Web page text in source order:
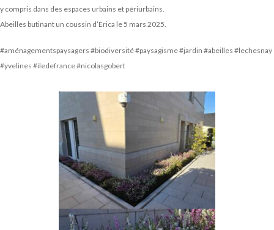
y compris dans des espaces urbains et périurbains.
Abeilles butinant un coussin d’Erica le 5 mars 2025.
#aménagementspaysagers #biodiversité #paysagisme #jardin #abeilles #lechesnay
#yvelines #iledefrance #nicolasgobert